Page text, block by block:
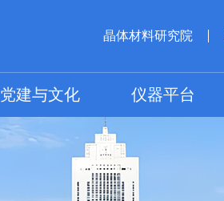
晶体材料研究院
党建与文化 仪器平台